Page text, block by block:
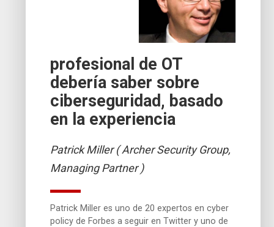
profesional de OT
debería saber sobre
ciberseguridad, basado
en la experiencia
Patrick Miller ( Archer Security Group,
Managing Partner )
Patrick Miller es uno de 20 expertos en cyber
policy de Forbes a seguir en Twitter y uno de